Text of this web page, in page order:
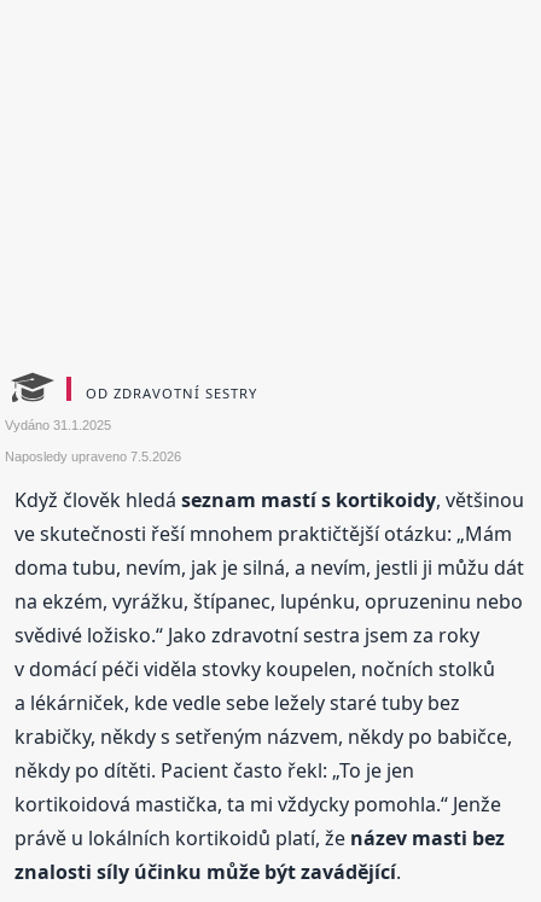
OD ZDRAVOTNÍ SESTRY
Vydáno31.1.2025
Naposledy upraveno7.5.2026
Když člověk hledáseznam mastí s kortikoidy, většinou
ve skutečnosti řeší mnohem praktičtější otázku: „Mám
doma tubu, nevím, jak je silná, a nevím, jestli ji můžu dát
na ekzém, vyrážku, štípanec, lupénku, opruzeninu nebo
svědivé ložisko.“ Jako zdravotní sestra jsem za roky
v domácí péči viděla stovky koupelen, nočních stolků
a lékárniček, kde vedle sebe ležely staré tuby bez
krabičky, někdy s setřeným názvem, někdy po babičce,
někdy po dítěti. Pacient často řekl: „To je jen
kortikoidová mastička, ta mi vždycky pomohla.“ Jenže
právě u lokálních kortikoidů platí, že název masti bez
znalosti síly účinku může být zavádějící.